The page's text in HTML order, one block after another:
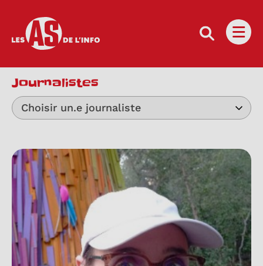
Les as de l'info
Journalistes
Choisir un.e journaliste